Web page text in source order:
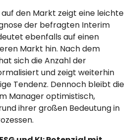
den Markt zeigt eine leichte
der befragten Interim
ebenfalls auf einen
Markt hin. Nach dem
sich die Anzahl der
und zeigt weiterhin
Tendenz. Dennoch bleibt die
Manager optimistisch,
ihrer großen Bedeutung in